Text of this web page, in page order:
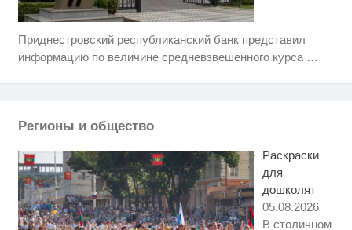
Приднестровский республиканский банк представил
информацию по величине средневзвешенного курса …
Регионы и общество
Раскраски
для
дошколят
05.08.2026
В столичном
i
Ролик длится несколько секунд,
Ролик длится пару секунд, но
Королева вагона отожгла! Видео